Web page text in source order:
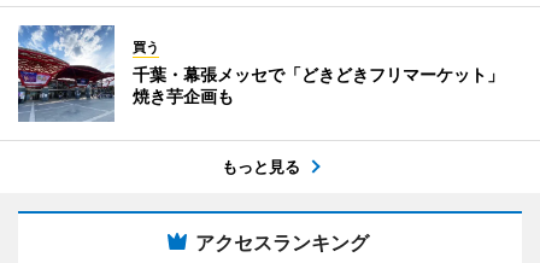
買う
千葉・幕張メッセで「どきどきフリマーケット」
焼き芋企画も
もっと見る
アクセスランキング